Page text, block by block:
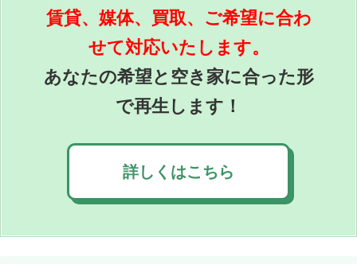
賃貸、媒体、買取、ご希望に合わ
せて対応いたします。
あなたの希望と空き家に合った形
で再生します！
詳しくはこちら